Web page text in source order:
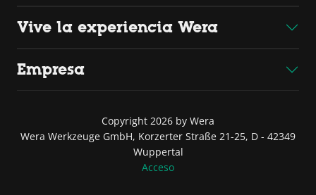
Vive la experiencia Wera
Empresa
Copyright 2026 by Wera
Wera Werkzeuge GmbH, Korzerter Straße 21-25, D - 42349
Wuppertal
Acceso